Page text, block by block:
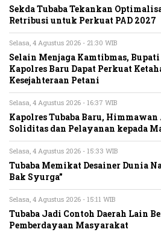
Sekda Tubaba Tekankan
Retribusi untuk Perkuat PAD 2027
Selasa, 4 Agustus 2026 - 21:30 WIB
Selain Menjaga Kamtibmas,
Kapolres Baru Dapat Perkuat
Kesejahteraan Petani
Selasa, 4 Agustus 2026 - 16:37 WIB
Kapolres Tubaba Baru,
Soliditas dan Pelayanan kepada
Selasa, 4 Agustus 2026 - 15:33 WIB
Tubaba Memikat Desainer Dunia
Bak Syurga”
Selasa, 4 Agustus 2026 - 15:11 WIB
Tubaba Jadi Contoh Daerah Lain
Pemberdayaan Masyarakat